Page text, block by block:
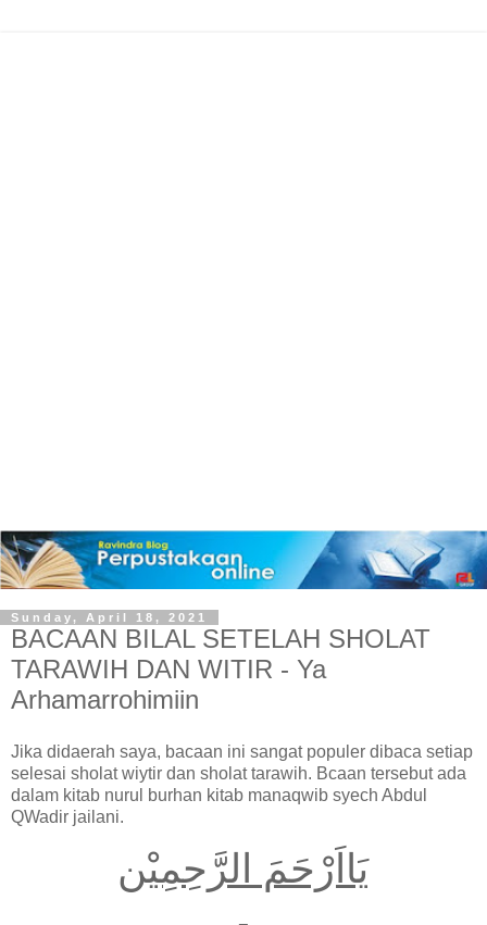
Sunday, April 18, 2021
BACAAN BILAL SETELAH SHOLAT
TARAWIH DAN WITIR - Ya
Arhamarrohimiin
Jika didaerah saya, bacaan ini sangat populer dibaca setiap
selesai sholat wiytir dan sholat tarawih. Bcaan tersebut ada
dalam kitab nurul burhan kitab manaqwib syech Abdul
QWadir jailani.
يَااَرْحَمَ الرَّحِمِيْن